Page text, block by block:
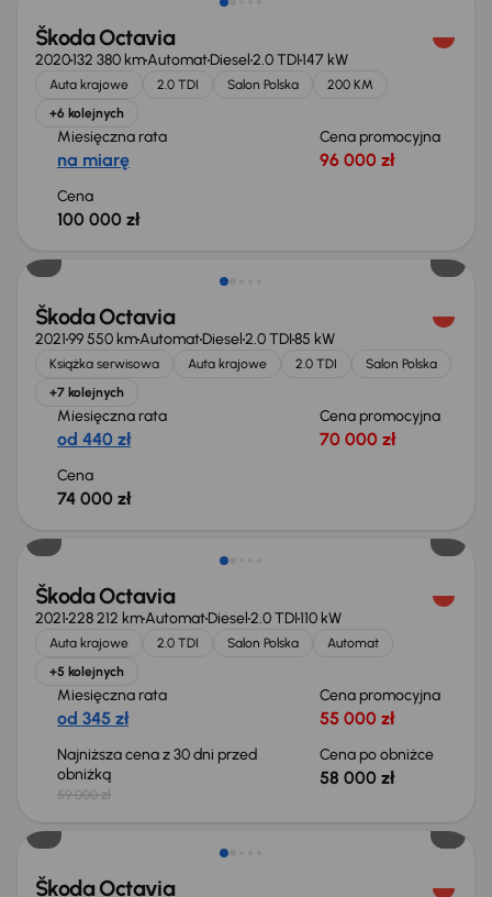
Škoda Octavia
2020132 380 kmAutomatDiesel2.0 TDI147 kW
Auta krajowe 2.0 TDI Salon Polska
200 KM
+6 kolejnych
Miesięczna rata
na miarę
Cena promocyjna
96 000 zł
Cena
100 000 zł
Škoda Octavia
202199 550 kmAutomatDiesel2.0 TDI85 kW
Książka serwisowa Auta krajowe 2.0 TDI
Salon Polska
+7 kolejnych
Miesięczna rata
od 440 zł
Cena promocyjna
70 000 zł
Cena
74 000 zł
Škoda Octavia
2021228 212 kmAutomatDiesel2.0 TDI110 kW
Auta krajowe 2.0 TDI Salon Polska
Automat
+5 kolejnych
Miesięczna rata
od 345 zł
Cena promocyjna
55 000 zł
Najniższa cena z 30 dni przed
obniżką
59 000 zł
Cena po obniżce
58 000 zł
Škoda Octavia